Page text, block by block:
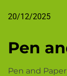
20/12/2025
Pen
Pen and Paper